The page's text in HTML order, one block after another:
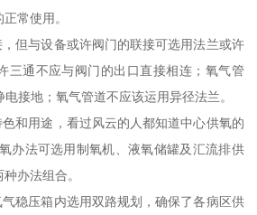
常使用。
但与设备或许阀门的联接可选用法兰或许
三通不应与阀门的出口直接相连；氧气管
接地；氧气管道不应该运用异径法兰。
和用途，看过风云的人都知道中心供氧的
办法可选用制氧机、液氧储罐及汇流排供
办法组合。
稳压箱内选用双路规划，确保了各病区供